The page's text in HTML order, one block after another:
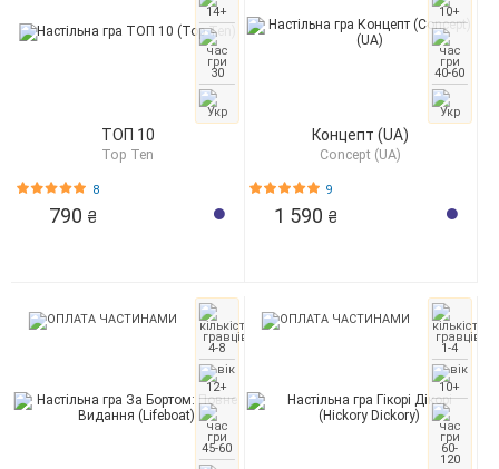
ТОП 10
Top Ten
14+
30
8
790 ₴
Концепт (UA)
Concept (UA)
10+
40-60
9
1 590 ₴
4-8
12+
45-60
1-4
10+
60-
120